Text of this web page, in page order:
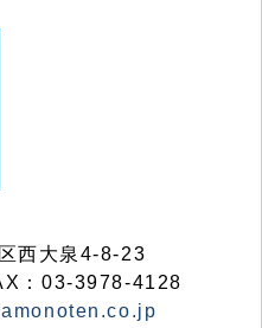
西大泉4-8-23
：03-3978-4128